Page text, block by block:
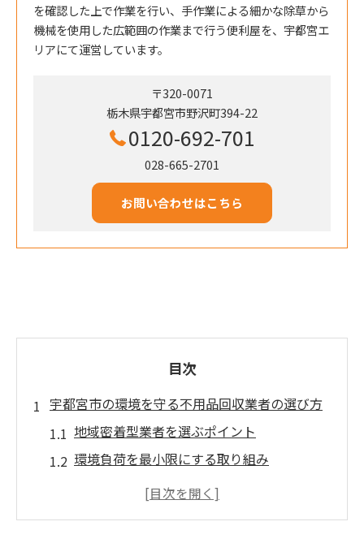
を確認した上で作業を行い、手作業による細かな除草から
機械を使用した広範囲の作業まで行う便利屋を、宇都宮エ
リアにて運営しています。
〒320-0071
栃木県宇都宮市野沢町394-22
0120-692-701
028-665-2701
お問い合わせはこちら
目次
宇都宮市の環境を守る不用品回収業者の選び方
地域密着型業者を選ぶポイント
環境負荷を最小限にする取り組み
信頼できる業者の特徴とは